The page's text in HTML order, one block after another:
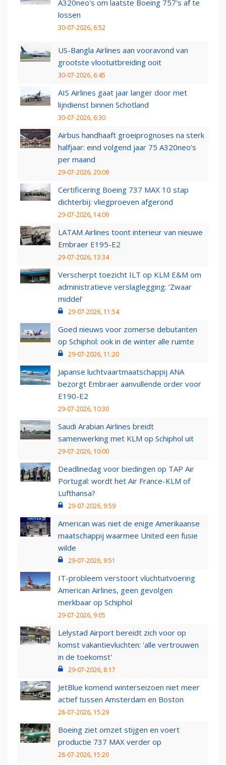
A320neo's om laatste Boeing 757's af te
lossen
30-07-2026, 6:52
US-Bangla Airlines aan vooravond van
grootste vlootuitbreiding ooit
30-07-2026, 6:45
AIS Airlines gaat jaar langer door met
lijndienst binnen Schotland
30-07-2026, 6:30
Airbus handhaaft groeiprognoses na sterk
halfjaar: eind volgend jaar 75 A320neo’s
per maand
29-07-2026, 20:09
Certificering Boeing 737 MAX 10 stap
dichterbij: vliegproeven afgerond
29-07-2026, 14:09
LATAM Airlines toont interieur van nieuwe
Embraer E195-E2
29-07-2026, 13:34
Verscherpt toezicht ILT op KLM E&M om
administratieve verslaglegging: ‘Zwaar
middel’
29-07-2026, 11:54
Goed nieuws voor zomerse debutanten
op Schiphol: ook in de winter alle ruimte
29-07-2026, 11:20
Japanse luchtvaartmaatschappij ANA
bezorgt Embraer aanvullende order voor
E190-E2
29-07-2026, 10:30
Saudi Arabian Airlines breidt
samenwerking met KLM op Schiphol uit
29-07-2026, 10:00
Deadlinedag voor biedingen op TAP Air
Portugal: wordt het Air France-KLM of
Lufthansa?
29-07-2026, 9:59
American was niet de enige Amerikaanse
maatschappij waarmee United een fusie
wilde
29-07-2026, 9:51
IT-probleem verstoort vluchtuitvoering
American Airlines, geen gevolgen
merkbaar op Schiphol
29-07-2026, 9:05
Lelystad Airport bereidt zich voor op
komst vakantievluchten: 'alle vertrouwen
in de toekomst'
29-07-2026, 8:17
JetBlue komend winterseizoen niet meer
actief tussen Amsterdam en Boston
28-07-2026, 15:29
Boeing ziet omzet stijgen en voert
productie 737 MAX verder op
28-07-2026, 15:20